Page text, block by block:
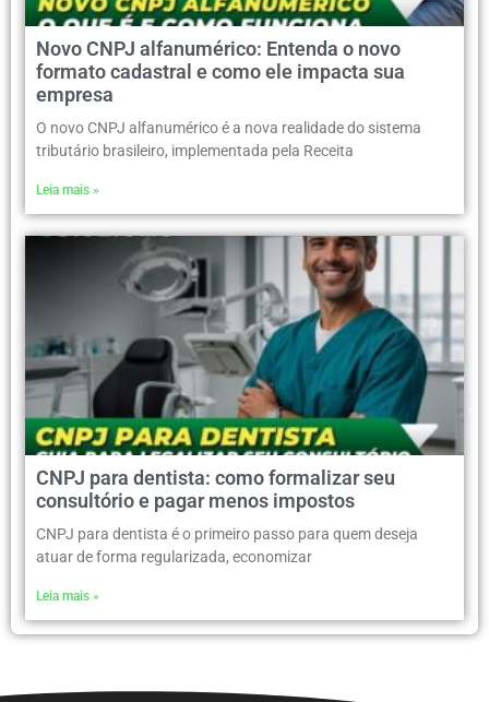
Novo CNPJ alfanumérico: Entenda o novo
formato cadastral e como ele impacta sua
empresa
O novo CNPJ alfanumérico é a nova realidade do sistema
tributário brasileiro, implementada pela Receita
Leia mais »
CNPJ para dentista: como formalizar seu
consultório e pagar menos impostos
CNPJ para dentista é o primeiro passo para quem deseja
atuar de forma regularizada, economizar
Leia mais »